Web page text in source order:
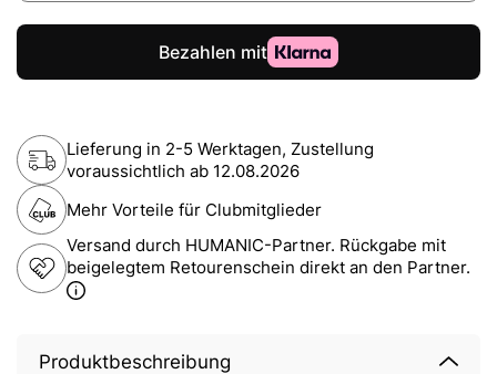
Lieferung in 2-5 Werktagen, Zustellung
voraussichtlich ab 12.08.2026
Mehr Vorteile für Clubmitglieder
Versand durch HUMANIC-Partner. Rückgabe mit
beigelegtem Retourenschein direkt an den Partner.
Produktbeschreibung